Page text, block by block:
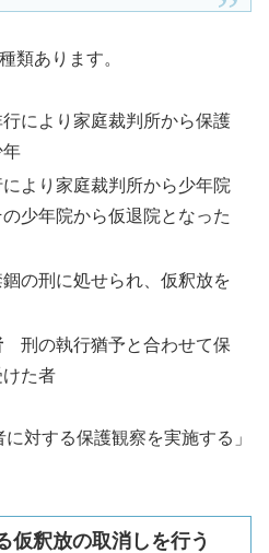
類あります。
により家庭裁判所から保護
年
より家庭裁判所から少年院
少年院から仮退院となった
の刑に処せられ、仮釈放を
刑の執行猶予と合わせて保
た者
対する保護観察を実施する」
釈放の取消しを行う